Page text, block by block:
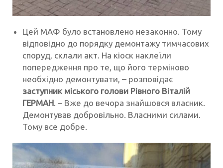
Цей МАФ було встановлено незаконно. Тому
відповідно до порядку демонтажу тимчасових
споруд, склали акт. На кіоск наклеїли
попередження про те, що його терміново
необхідно демонтувати, – розповідає
заступник міського голови Рівного Віталій
ГЕРМАН. – Вже до вечора знайшовся власник.
Демонтував добровільно. Власними силами.
Тому все добре.